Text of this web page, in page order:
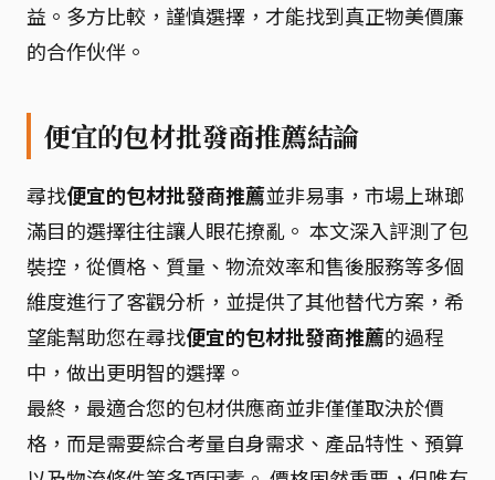
益。多方比較，謹慎選擇，才能找到真正物美價廉
的合作伙伴。
便宜的包材批發商推薦結論
尋找便宜的包材批發商推薦並非易事，市場上琳瑯
滿目的選擇往往讓人眼花撩亂。 本文深入評測了包
裝控，從價格、質量、物流效率和售後服務等多個
維度進行了客觀分析，並提供了其他替代方案，希
望能幫助您在尋找便宜的包材批發商推薦的過程
中，做出更明智的選擇。
最終，最適合您的包材供應商並非僅僅取決於價
格，而是需要綜合考量自身需求、產品特性、預算